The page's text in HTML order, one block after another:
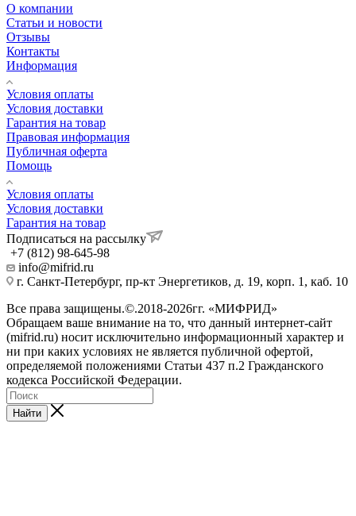
О компании
Статьи и новости
Отзывы
Контакты
Информация
Условия оплаты
Условия доставки
Гарантия на товар
Правовая информация
Публичная оферта
Помощь
Условия оплаты
Условия доставки
Гарантия на товар
Подписаться на рассылку
+7 (812) 98-645-98
info@mifrid.ru
г. Санкт-Петербург, пр-кт Энергетиков, д. 19, корп. 1, каб. 10
Все права защищены.©.2018-2026гг. «МИФРИД»
Обращаем ваше внимание на то, что данный интернет-сайт
(mifrid.ru) носит исключительно информационный характер и
ни при каких условиях не является публичной офертой,
определяемой положениями Статьи 437 п.2 Гражданского
кодекса Российской Федерации.
Найти